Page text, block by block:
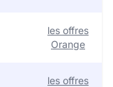
les offres
Orange
les offres